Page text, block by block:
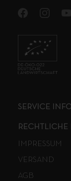
SERVICE
IMPRESSUM
VERSAND
AGB